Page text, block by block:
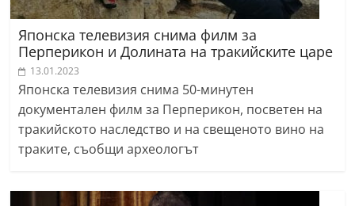
Японска телевизия снима филм за
Перперикон и Долината на тракийските царе
13.01.2023
Японска телевизия снима 50-минутен
документален филм за Перперикон, посветен на
тракийското наследство и на свещеното вино на
траките, съобщи археологът